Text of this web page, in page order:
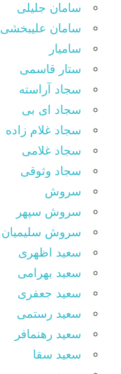
سامان جلیلی
سامان علیبخشی
سامیار
ستار قاسمی
سجاد آراسته
سجاد ای بی
سجاد غلام زاده
سجاد غلامی
سجاد وثوقى
سروش
سروش سپهر
سروش سلیمیان
سعید اظهری
سعید بهرامی
سعید جعفری
سعید رستمی
سعید رهنمافر
سعید سقا